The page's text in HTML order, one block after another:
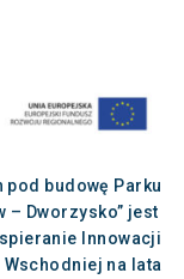
budowę Parku
– Dworzysko” jest
Innowacji
na lata